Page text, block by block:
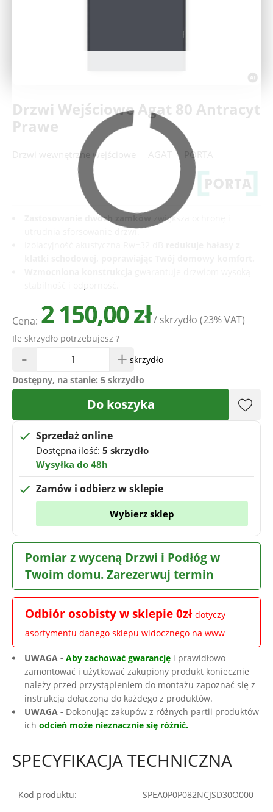
Aktualności
Drzwi Wejściowe Agat 80 Antracyt
Prawe
Drzwi wewnętrzne wejściowe PORTA
Zastosowanie dwóch zamków
zwiększa ochronę i
utrudnia sforsowanie drzwi.
Cena: 2 150,00 zł/ skrzydło (23% VAT)
Ile skrzydło potrzebujesz ?
- + skrzydło
Dostępny, na stanie: 5 skrzydło
Do koszyka
Sprzedaż online
Dostępna ilość: 5 skrzydło
Wysyłka do 48h
Zamów i odbierz w sklepie
Wybierz sklep
Pomiar z wyceną Drzwi i Podłóg w
Twoim domu. Zarezerwuj termin
Odbiór osobisty w sklepie 0zł dotyczy
asortymentu danego sklepu widocznego na www
UWAGA - Aby zachować gwarancję i prawidłowo
zamontować i użytkować zakupiony produkt koniecznie
należy przed przystąpieniem do montażu zapoznać się z
instrukcją dołączoną do każdego z produktów.
UWAGA - Dokonując zakupów z różnych partii produktów
ich odcień może nieznacznie się różnić.
SPECYFIKACJA TECHNICZNA
Kod produktu: SPEA0P0P082NCJSD30O000